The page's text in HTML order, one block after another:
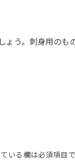
う。刺身用のも
いる欄は必須項目